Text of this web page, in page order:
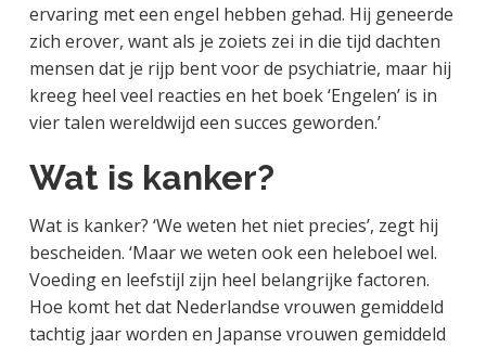
ervaring met een engel hebben gehad. Hij geneerde
zich erover, want als je zoiets zei in die tijd dachten
mensen dat je rijp bent voor de psychiatrie, maar hij
kreeg heel veel reacties en het boek ‘Engelen’ is in
vier talen wereldwijd een succes geworden.’
Wat is kanker?
Wat is kanker? ‘We weten het niet precies’, zegt hij
bescheiden. ‘Maar we weten ook een heleboel wel.
Voeding en leefstijl zijn heel belangrijke factoren.
Hoe komt het dat Nederlandse vrouwen gemiddeld
tachtig jaar worden en Japanse vrouwen gemiddeld